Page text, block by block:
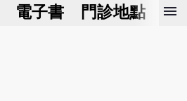
電子書 門診地點 預
menu